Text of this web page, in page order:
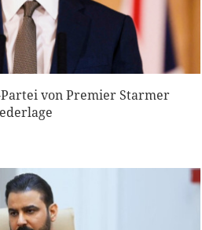
von Premier Starmer